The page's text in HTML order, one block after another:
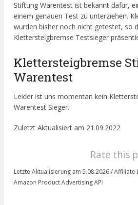
Stiftung Warentest ist bekannt dafür,
einem genauen Test zu unterziehen.
wurden bisher noch nicht getestet, so
Klettersteigbremse Testsieger
Klettersteigbremse
Warentest
Leider ist uns momentan kein
Warentest Sieger.
Zuletzt Aktualisiert am 21.09.2022
Rate this
Letzte Aktualisierung am 5.08.2026 /
Amazon Product Advertising API